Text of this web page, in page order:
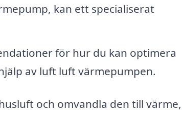
kan ett specialiserat
för hur du kan optimera
av luft luft värmepumpen.
och omvandla den till värme,